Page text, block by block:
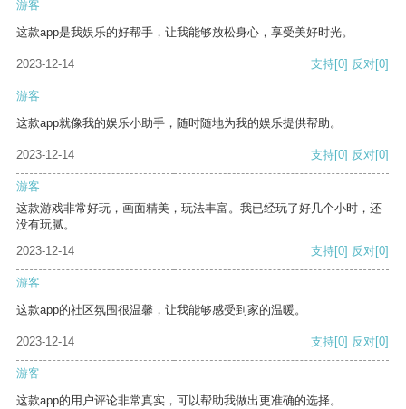
游客
这款app是我娱乐的好帮手，让我能够放松身心，享受美好时光。
2023-12-14 支持[0] 反对[0]
游客
这款app就像我的娱乐小助手，随时随地为我的娱乐提供帮助。
2023-12-14 支持[0] 反对[0]
游客
这款游戏非常好玩，画面精美，玩法丰富。我已经玩了好几个小时，还
没有玩腻。
2023-12-14
支持[0] 反对[0]
游客
这款app的社区氛围很温馨，让我能够感受到家的温暖。
2023-12-14 支持[0] 反对[0]
游客
这款app的用户评论非常真实，可以帮助我做出更准确的选择。